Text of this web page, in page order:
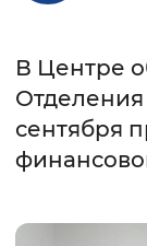
В Центре
сентября